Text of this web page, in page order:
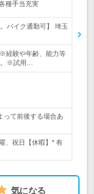
種手当充実
バイク通勤可】 埼玉
経験や年齢、能力等
。※試用…
って前後する場合あ
、祝日【休暇】* 有
気になる